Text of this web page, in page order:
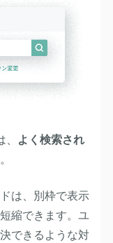
よく検索され
は、別枠で表示
縮できます。ユ
できるような対